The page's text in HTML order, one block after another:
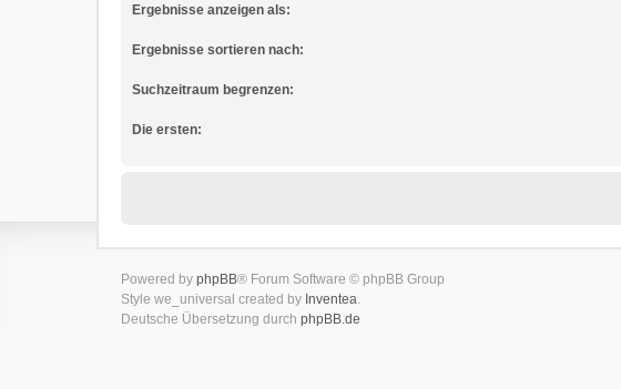
Ergebnisse anzeigen als:
Ergebnisse sortieren nach:
Suchzeitraum begrenzen:
Die ersten:
Powered by phpBB® Forum Software © phpBB Group
Style we_universal created by Inventea.
Deutsche Übersetzung durch phpBB.de